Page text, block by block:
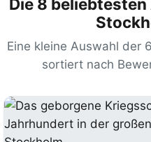
Die 8
Eine kleine Auswahl der
sortiert nach